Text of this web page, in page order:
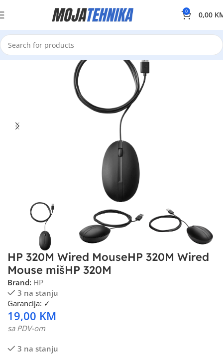
0 0,00
HP 320M Wired MouseHP 320M Wired
Mouse mišHP 320M
Brand: HP
3 na stanju
Garancija: ✓
19,00 KM
sa PDV-om
3 na stanju